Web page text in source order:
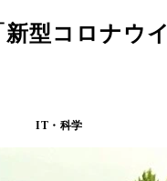
型コロナウ
IT・科学